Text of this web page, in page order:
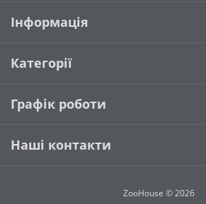
Інформація
Категорії
Графік роботи
Наші контакти
ZooHouse © 2026